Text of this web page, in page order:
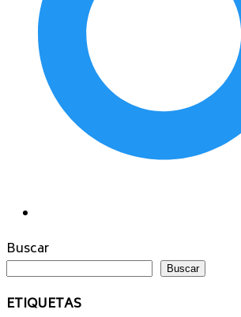
Buscar
Buscar
ETIQUETAS